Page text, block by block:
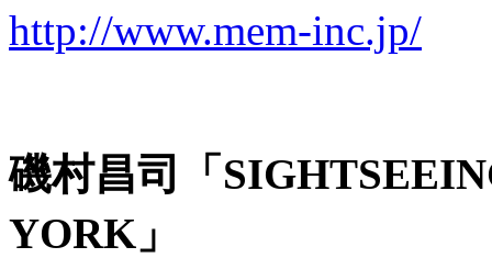
http://www.mem-inc.jp/
磯村昌司「
YORK」